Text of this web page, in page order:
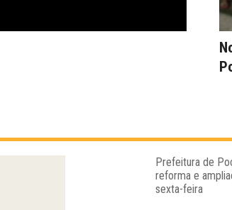
Prefeitura de
reforma e
sexta-feira